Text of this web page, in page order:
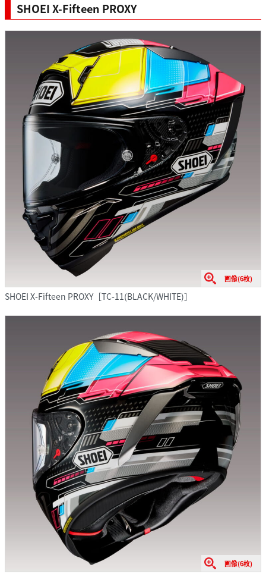
SHOEI X-Fifteen PROXY
画像(6枚)
SHOEI X-Fifteen PROXY［TC-11(BLACK/WHITE)］
画像(6枚)